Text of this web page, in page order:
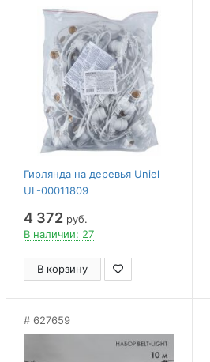
Гирлянда на деревья Uniel
UL-00011809
4 372 руб.
В наличии: 27
В корзину
627659